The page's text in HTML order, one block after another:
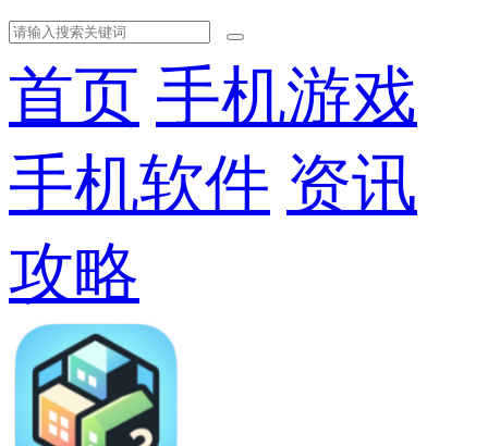
首页 手机游戏
手机软件 资讯
攻略